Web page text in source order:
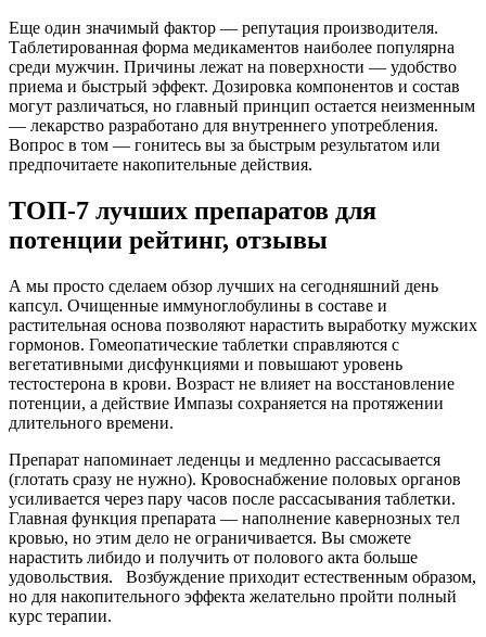
Еще один значимый фактор — репутация производителя.
Таблетированная форма медикаментов наиболее популярна
среди мужчин. Причины лежат на поверхности — удобство
приема и быстрый эффект. Дозировка компонентов и состав
могут различаться, но главный принцип остается неизменным
— лекарство разработано для внутреннего употребления.
Вопрос в том — гонитесь вы за быстрым результатом или
предпочитаете накопительные действия.
ТОП-7 лучших препаратов для
потенции рейтинг, отзывы
А мы просто сделаем обзор лучших на сегодняшний день
капсул. Очищенные иммуноглобулины в составе и
растительная основа позволяют нарастить выработку мужских
гормонов. Гомеопатические таблетки справляются с
вегетативными дисфункциями и повышают уровень
тестостерона в крови. Возраст не влияет на восстановление
потенции, а действие Импазы сохраняется на протяжении
длительного времени.
Препарат напоминает леденцы и медленно рассасывается
(глотать сразу не нужно). Кровоснабжение половых органов
усиливается через пару часов после рассасывания таблетки.
Главная функция препарата — наполнение кавернозных тел
кровью, но этим дело не ограничивается. Вы сможете
нарастить либидо и получить от полового акта больше
удовольствия. Возбуждение приходит естественным образом,
но для накопительного эффекта желательно пройти полный
курс терапии.